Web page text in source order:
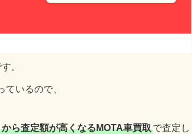
。
いるので、
ら査定額が高くなるMOTA車買取で査定し